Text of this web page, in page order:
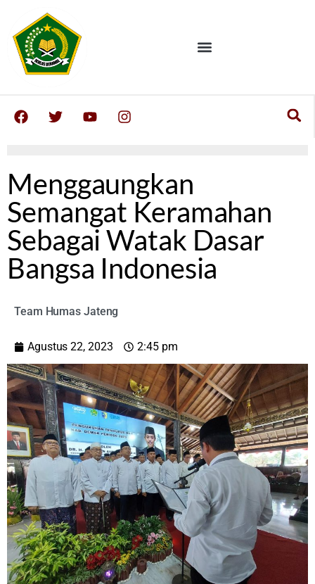
Menggaungkan
Semangat Keramahan
Sebagai Watak Dasar
Bangsa Indonesia
Team Humas Jateng
Agustus 22, 2023 2:45 pm